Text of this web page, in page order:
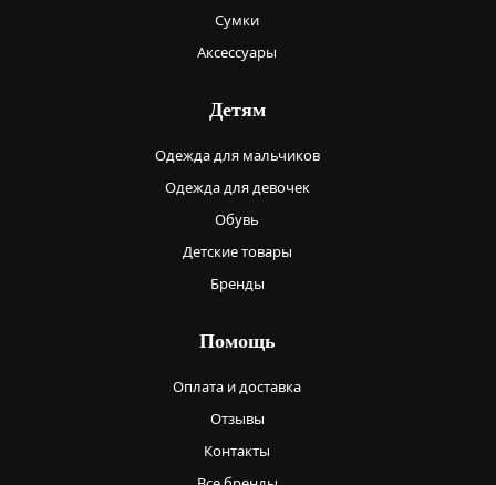
Сумки
Аксессуары
Детям
Одежда для мальчиков
Одежда для девочек
Обувь
Детские товары
Бренды
Помощь
Оплата и доставка
Отзывы
Контакты